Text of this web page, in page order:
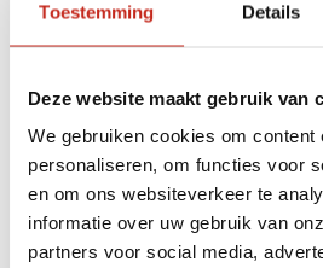
Toestemming Details
Deze website maakt gebruik van
We gebruiken cookies om content
personaliseren, om functies voor
en om ons websiteverkeer te
informatie over uw gebruik van
partners voor social media,
caillebotis fermé en